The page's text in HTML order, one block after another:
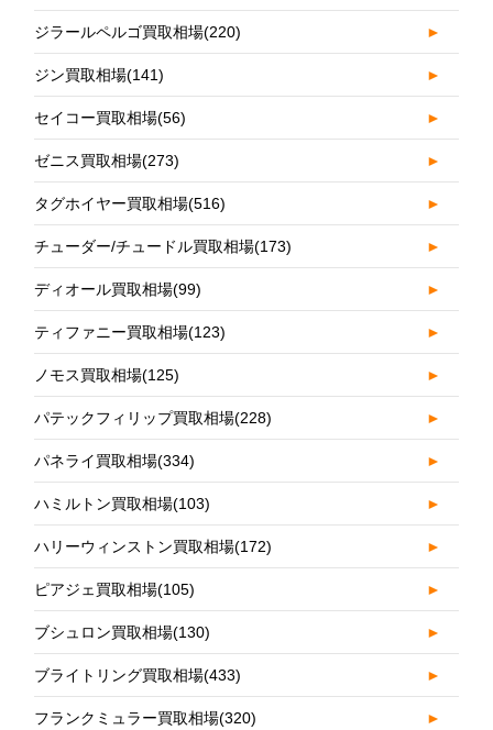
ジラールペルゴ買取相場(220) ►
ジン買取相場(141) ►
セイコー買取相場(56) ►
ゼニス買取相場(273) ►
タグホイヤー買取相場(516) ►
チューダー/チュードル買取相場(173) ►
ディオール買取相場(99) ►
ティファニー買取相場(123) ►
ノモス買取相場(125) ►
パテックフィリップ買取相場(228) ►
パネライ買取相場(334) ►
ハミルトン買取相場(103) ►
ハリーウィンストン買取相場(172) ►
ピアジェ買取相場(105) ►
ブシュロン買取相場(130) ►
ブライトリング買取相場(433) ►
フランクミュラー買取相場(320) ►